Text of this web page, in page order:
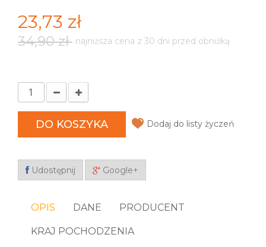
23,73 zł
34,90 zł najniższa cena z 30 dni przed obniżką
DO KOSZYKA Dodaj do listy życzeń
Udostępnij Google+
OPIS DANE PRODUCENT
KRAJ POCHODZENIA